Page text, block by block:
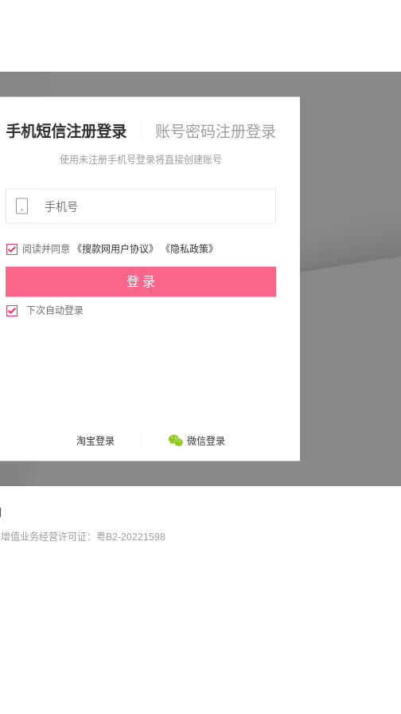
手机短信注册登录 账号密码注册登录
使用未注册手机号登录将直接创建账号
 阅读并同意 《搜款网用户协议》 《隐私政策》
 下次自动登录
淘宝登录 微信登录
增值业务经营许可证：粤B2-20221598